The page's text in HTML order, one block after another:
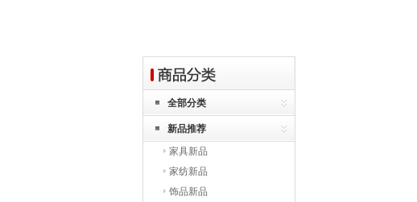
全部分类
新品推荐
家具新品
家纺新品
饰品新品